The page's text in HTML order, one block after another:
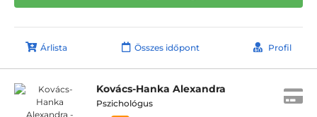
Árlista Összes időpont Profil
Kovács-Hanka Alexandra
Pszichológus